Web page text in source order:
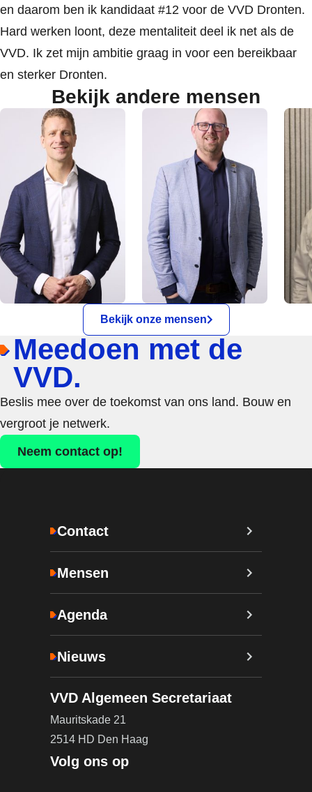
en daarom ben ik kandidaat #12 voor de VVD Dronten.
Hard werken loont, deze mentaliteit deel ik net als de
VVD. Ik zet mijn ambitie graag in voor een bereikbaar
en sterker Dronten.
Bekijk andere mensen
Bekijk onze mensen
Meedoen met de
VVD.
Beslis mee over de toekomst van ons land. Bouw en
vergroot je netwerk.
Neem contact op!
Contact
Mensen
Agenda
Nieuws
VVD Algemeen Secretariaat
Mauritskade 21
2514 HD Den Haag
Volg ons op